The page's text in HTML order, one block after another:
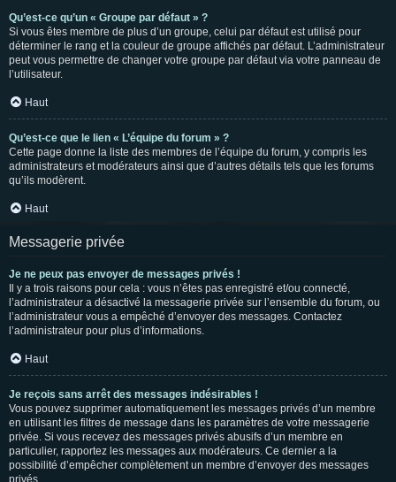
Qu’est-ce qu’un « Groupe par défaut » ?
Si vous êtes membre de plus d’un groupe, celui par défaut est utilisé pour
déterminer le rang et la couleur de groupe affichés par défaut. L’administrateur
peut vous permettre de changer votre groupe par défaut via votre panneau de
l’utilisateur.
Haut
Qu’est-ce que le lien « L’équipe du forum » ?
Cette page donne la liste des membres de l’équipe du forum, y compris les
administrateurs et modérateurs ainsi que d’autres détails tels que les forums
qu’ils modèrent.
Haut
Messagerie privée
Je ne peux pas envoyer de messages privés !
Il y a trois raisons pour cela : vous n’êtes pas enregistré et/ou connecté,
l’administrateur a désactivé la messagerie privée sur l’ensemble du forum, ou
l’administrateur vous a empêché d’envoyer des messages. Contactez
l’administrateur pour plus d’informations.
Haut
Je reçois sans arrêt des messages indésirables !
Vous pouvez supprimer automatiquement les messages privés d’un membre
en utilisant les filtres de message dans les paramètres de votre messagerie
privée. Si vous recevez des messages privés abusifs d’un membre en
particulier, rapportez les messages aux modérateurs. Ce dernier a la
possibilité d’empêcher complètement un membre d’envoyer des messages
privés.